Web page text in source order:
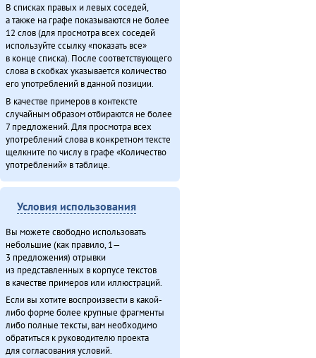
Со бэе Эринындя-мата (1981)
Сулугды (2011)
Упкатңи илэл Буга̄ду бидерӣтын (2009)
Хаварук ООО «Традиционнай Северӈи булталин» [2] (2013)
Хо̄ бэе (2011)
Хэвэкӣнӯн ӈинакин тадук Ха̄ргӣ (2011)
Чинанайкун – эвэнки тэкэнын (1988)
Чинанай Омолгичанын (1988)
Эвэнкӣ тадук Ама̄ка̄-ибдерӣ (2011)
Эвэнкӣ тадук Киӈгит (2011)
Эмукин оскечэ Умусли-мата (1980)
Эӈэсил асал (2013)
Итого
В списках правых и левых соседей,
а также на графе показываются не более
12 слов (для просмотра всех соседей
используйте ссылку «показать все»
в конце списка). После соответствующего
слова в скобках указывается количество
его употреблений в данной позиции.
В качестве примеров в контексте
случайным образом отбираются не более
7 предложений. Для просмотра всех
употреблений слова в конкретном тексте
щелкните по числу в графе «Количество
употреблений» в таблице.
Условия использования
Вы можете свободно использовать
небольшие (как правило, 1—
3 предложения) отрывки
из представленных в корпусе текстов
в качестве примеров или иллюстраций.
Если вы хотите воспроизвести в какой-
либо форме более крупные фрагменты
либо полные тексты, вам необходимо
обратиться к руководителю проекта
для согласования условий.